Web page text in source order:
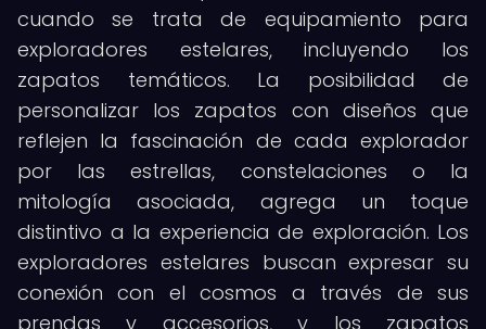
cuando se trata de equipamiento para
exploradores estelares, incluyendo los
zapatos temáticos. La posibilidad de
personalizar los zapatos con diseños que
reflejen la fascinación de cada explorador
por las estrellas, constelaciones o la
mitología asociada, agrega un toque
distintivo a la experiencia de exploración. Los
exploradores estelares buscan expresar su
conexión con el cosmos a través de sus
prendas y accesorios, y los zapatos